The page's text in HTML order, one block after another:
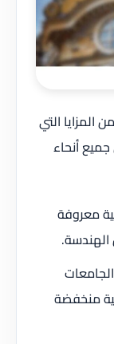
المزايا التي
أنحاء
معروفة
الهندسة.
منخفضة